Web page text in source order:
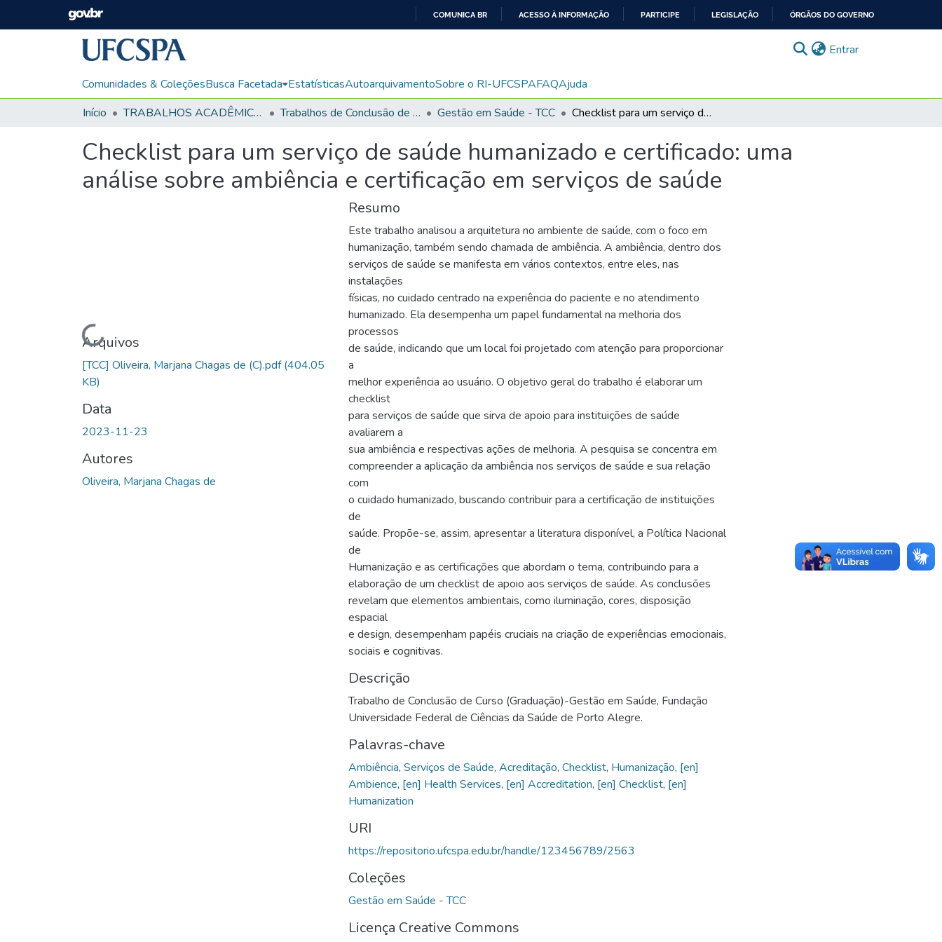
CONTEÚDO
COMUNICA BR ACESSO À INFORMAÇÃO PARTICIPE LEGISLAÇÃO ÓRGÃOS DO GOVERNO
Entrar(current)
Comunidades & ColeçõesBusca Facetada EstatísticasAutoarquivamentoSobre o RI-UFCSPAFAQAjuda
Início
TRABALHOS ACADÊMICOS Trabalhos de Conclusão de Curso de Graduação Gestão em Saúde - TCC Checklist para um serviço de saúde humanizado e certificado: uma análise sobre ambiência e certificação em serviços de saúde
Checklist para um serviço de saúde humanizado e certificado: uma
análise sobre ambiência e certificação em serviços de saúde
Carregando...
Arquivos
[TCC] Oliveira, Marjana Chagas de (C).pdf(404.05
KB)
Data
2023-11-23
Autores
Oliveira, Marjana Chagas de
Resumo
Este trabalho analisou a arquitetura no ambiente de saúde, com o foco em
humanização, também sendo chamada de ambiência. A ambiência, dentro dos
serviços de saúde se manifesta em vários contextos, entre eles, nas
instalações
físicas, no cuidado centrado na experiência do paciente e no atendimento
humanizado. Ela desempenha um papel fundamental na melhoria dos
processos
de saúde, indicando que um local foi projetado com atenção para proporcionar
a
melhor experiência ao usuário. O objetivo geral do trabalho é elaborar um
checklist
para serviços de saúde que sirva de apoio para instituições de saúde
avaliarem a
sua ambiência e respectivas ações de melhoria. A pesquisa se concentra em
compreender a aplicação da ambiência nos serviços de saúde e sua relação
com
o cuidado humanizado, buscando contribuir para a certificação de instituições
de
saúde. Propõe-se, assim, apresentar a literatura disponível, a Política Nacional
de
Humanização e as certificações que abordam o tema, contribuindo para a
elaboração de um checklist de apoio aos serviços de saúde. As conclusões
revelam que elementos ambientais, como iluminação, cores, disposição
espacial
e design, desempenham papéis cruciais na criação de experiências emocionais,
sociais e cognitivas.
Descrição
Trabalho de Conclusão de Curso (Graduação)-Gestão em Saúde, Fundação
Universidade Federal de Ciências da Saúde de Porto Alegre.
Palavras-chave
Ambiência, Serviços de Saúde, Acreditação, Checklist, Humanização, [en]
Ambience, [en] Health Services, [en] Accreditation, [en] Checklist, [en]
Humanization
URI
https://repositorio.ufcspa.edu.br/handle/123456789/2563
Coleções
Gestão em Saúde - TCC
Licença Creative Commons